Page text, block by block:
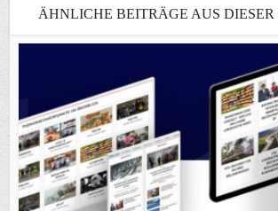
ÄHNLICHE BEITRÄGE AUS DIESER